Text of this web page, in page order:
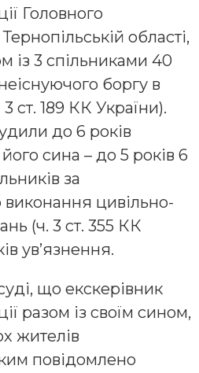
Головного
області,
із 3 спільниками 40
боргу в
ст. 189 КК України).
до 6 років
сина – до 5 років 6
за
цивільно-
(ч. 3 ст. 355 КК
ув’язнення.
що екскерівник
разом із своїм сином,
жителів
повідомлено